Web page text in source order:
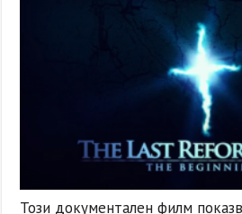
Този документален филм